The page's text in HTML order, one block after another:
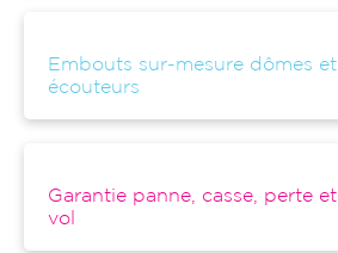
Embouts sur-mesure dômes et
écouteurs
Garantie panne, casse, perte et
vol